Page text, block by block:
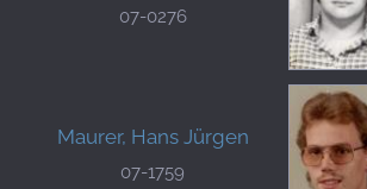
07-0276
Maurer, Hans Jürgen
07-1759